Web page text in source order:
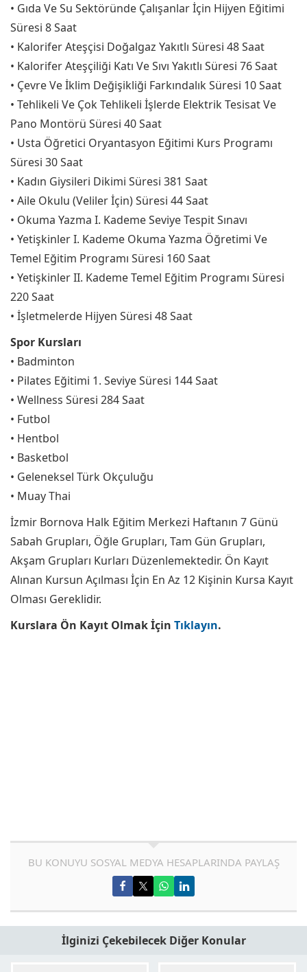
• Gıda Ve Su Sektöründe Çalışanlar İçin Hijyen Eğitimi
Süresi 8 Saat
• Kalorifer Ateşçisi Doğalgaz Yakıtlı Süresi 48 Saat
• Kalorifer Ateşçiliği Katı Ve Sıvı Yakıtlı Süresi 76 Saat
• Çevre Ve İklim Değişikliği Farkındalık Süresi 10 Saat
• Tehlikeli Ve Çok Tehlikeli İşlerde Elektrik Tesisat Ve
Pano Montörü Süresi 40 Saat
• Usta Öğretici Oryantasyon Eğitimi Kurs Programı
Süresi 30 Saat
• Kadın Giysileri Dikimi Süresi 381 Saat
• Aile Okulu (Veliler İçin) Süresi 44 Saat
• Okuma Yazma I. Kademe Seviye Tespit Sınavı
• Yetişkinler I. Kademe Okuma Yazma Öğretimi Ve
Temel Eğitim Programı Süresi 160 Saat
• Yetişkinler II. Kademe Temel Eğitim Programı Süresi
220 Saat
• İşletmelerde Hijyen Süresi 48 Saat
Spor Kursları
• Badminton
• Pilates Eğitimi 1. Seviye Süresi 144 Saat
• Wellness Süresi 284 Saat
• Futbol
• Hentbol
• Basketbol
• Geleneksel Türk Okçuluğu
• Muay Thai
İzmir Bornova Halk Eğitim Merkezi Haftanın 7 Günü
Sabah Grupları, Öğle Grupları, Tam Gün Grupları,
Akşam Grupları Kurları Düzenlemektedir. Ön Kayıt
Alınan Kursun Açılması İçin En Az 12 Kişinin Kursa Kayıt
Olması Gereklidir.
Kurslara Ön Kayıt Olmak İçin Tıklayın.
BU KONUYU SOSYAL MEDYA HESAPLARINDA PAYLAŞ
İlginizi Çekebilecek Diğer Konular